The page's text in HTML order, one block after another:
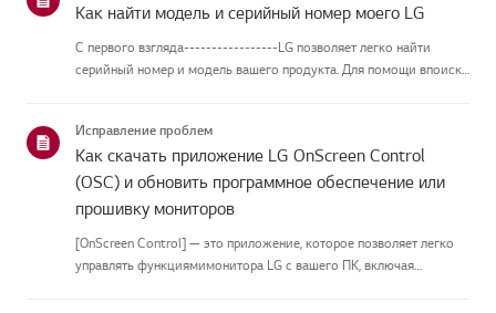
Как найти модель и серийный номер моего LG
С первого взгляда-----------------LG позволяет легко найти
серийный номер и модель вашего продукта. Для помощи впоиске
руководство создано...
Исправление проблем
Как скачать приложение LG OnScreen Control
(OSC) и обновить программное обеспечение или
прошивку мониторов
[OnScreen Control] — это приложение, которое позволяет легко
управлять функциямимонитора LG с вашего ПК, включая